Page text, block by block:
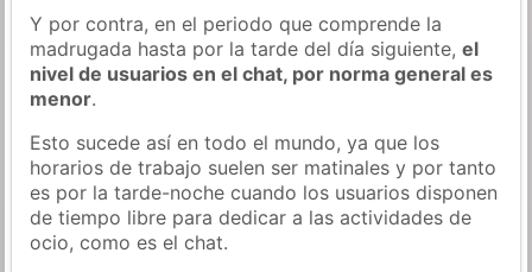
Y por contra, en el periodo que comprende la
madrugada hasta por la tarde del día siguiente,el
nivel de usuarios en el chat, por norma general es
menor.
Esto sucede así en todo el mundo, ya que los
horarios de trabajo suelen ser matinales y por tanto
es por la tarde-noche cuando los usuarios disponen
de tiempo libre para dedicar a las actividades de
ocio, como es el chat.